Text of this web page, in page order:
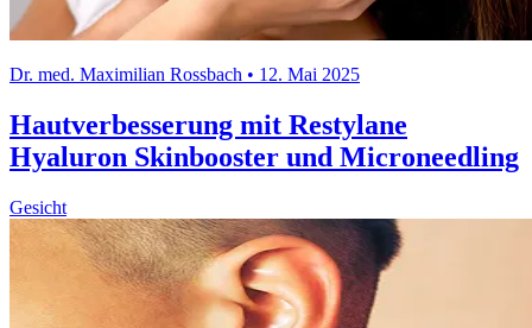
Dr. med. Maximilian Rossbach • 12. Mai 2025
Hautverbesserung mit Restylane
Hyaluron Skinbooster und Microneedling
Gesicht